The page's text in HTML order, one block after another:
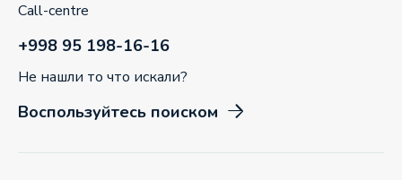
Call-centre
+998 95 198-16-16
Не нашли то что искали?
Воспользуйтесь поиском